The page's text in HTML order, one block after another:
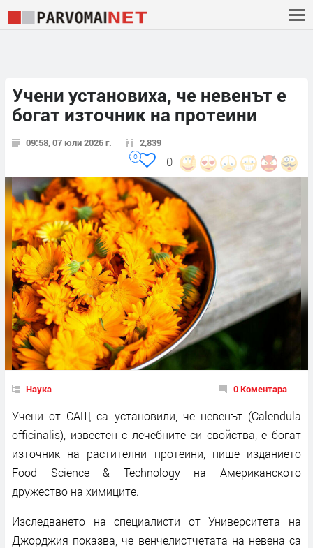
Учени установиха, че невенът е
богат източник на протеини
09:58, 07 юли 2026 г. 2,839
0
0
Наука 0 Коментара
Учени от САЩ са установили, че невенът (Calendula
officinalis), известен с лечебните си свойства, е богат
източник на растителни протеини, пише изданието
Food Science & Technology на Американското
дружество на химиците.
Изследването на специалисти от Университета на
Джорджия показва, че венчелистчетата на невена са